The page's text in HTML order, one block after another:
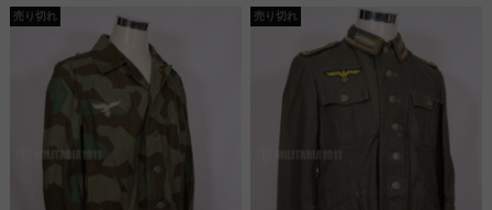
売り切れ 売り切れ